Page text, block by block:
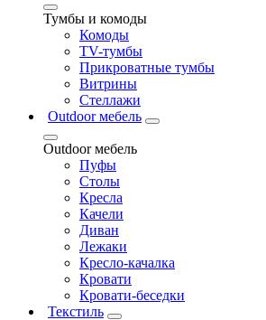
Тумбы и комоды
Комоды
ТV-тумбы
Прикроватные тумбы
Витрины
Стеллажи
Outdoor мебель
Outdoor мебель
Пуфы
Столы
Кресла
Качели
Диван
Лежаки
Кресло-качалка
Кровати
Кровати-беседки
Текстиль